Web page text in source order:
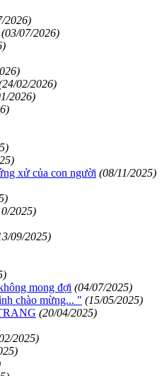
2026)
(03/07/2026)
02/2026)
2026)
xử của con người (08/11/2025)
2025)
09/2025)
mong đợi (04/07/2025)
chào mừng... " (15/05/2025)
(20/04/2025)
2025)